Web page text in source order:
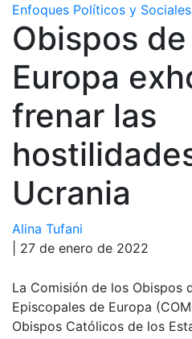
Enfoques Políticos y Sociales
Obispos de
Europa
frenar las
Ucrania
Alina Tufani
| 27 de enero de 2022
La Comisión de los Obispos
Episcopales de Europa
Obispos Católicos de los